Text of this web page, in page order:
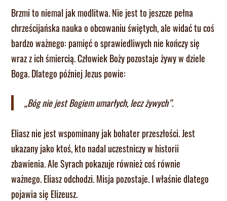
Brzmi to niemal jak modlitwa. Nie jest to jeszcze pełna
chrześcijańska nauka o obcowaniu świętych, ale widać tu coś
bardzo ważnego: pamięć o sprawiedliwych nie kończy się
wraz z ich śmiercią. Człowiek Boży pozostaje żywy w dziele
Boga. Dlatego później Jezus powie:
„Bóg nie jest Bogiem umarłych, lecz żywych”.
Eliasz nie jest wspominany jak bohater przeszłości. Jest
ukazany jako ktoś, kto nadal uczestniczy w historii
zbawienia. Ale Syrach pokazuje również coś równie
ważnego. Eliasz odchodzi. Misja pozostaje. I właśnie dlatego
pojawia się Elizeusz.